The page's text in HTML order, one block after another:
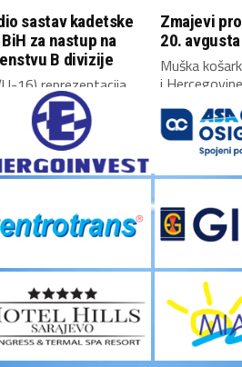
sastav kadetske
za nastup na
B divizije
16) reprezentacija
otputovala je
će...
Zmajevi
20. avgusta
Muška
i
mečeve